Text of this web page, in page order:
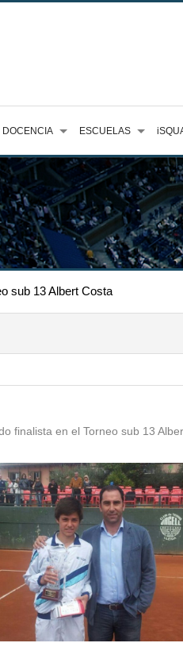
DOCENCIA ESCUELAS
sub 13 Albert Costa
finalista en el Torneo sub 13